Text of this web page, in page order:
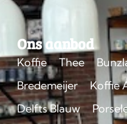
Ons aanbod
Koffie Thee
Bredemeijer
Koffie
Delfts Blauw